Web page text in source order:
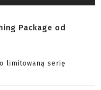
Package od
limitowaną serię